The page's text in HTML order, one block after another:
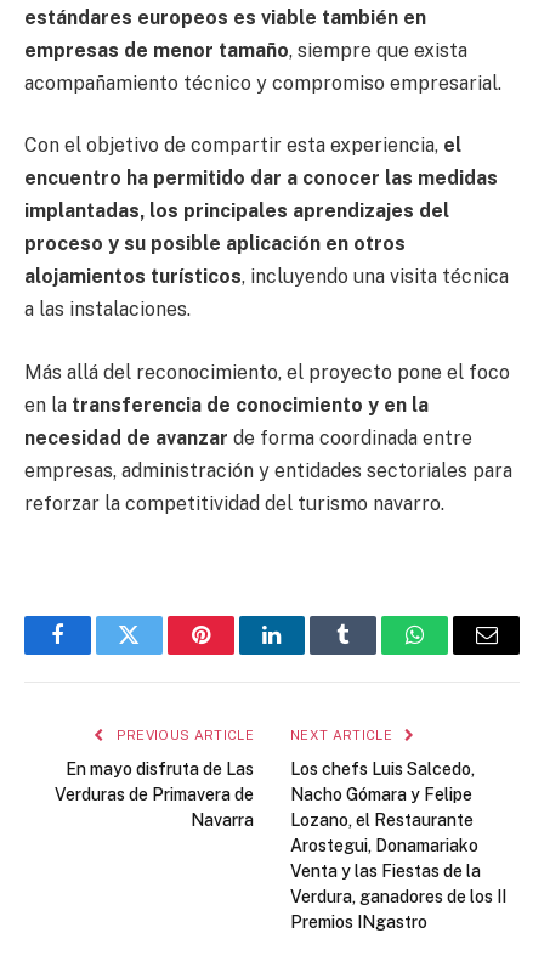
estándares europeos es viable también en
empresas de menor tamaño, siempre que exista
acompañamiento técnico y compromiso empresarial.
Con el objetivo de compartir esta experiencia, el
encuentro ha permitido dar a conocer las medidas
implantadas, los principales aprendizajes del
proceso y su posible aplicación en otros
alojamientos turísticos, incluyendo una visita técnica
a las instalaciones.
Más allá del reconocimiento, el proyecto pone el foco
en la transferencia de conocimiento y en la
necesidad de avanzar de forma coordinada entre
empresas, administración y entidades sectoriales para
reforzar la competitividad del turismo navarro.
FacebookTwitter PinterestLinkedInTumblr WhatsAppEmail
PREVIOUS ARTICLE
En mayo disfruta de Las
Verduras de Primavera de
Navarra
NEXT ARTICLE
Los chefs Luis Salcedo,
Nacho Gómara y Felipe
Lozano, el Restaurante
Arostegui, Donamariako
Venta y las Fiestas de la
Verdura, ganadores de los II
Premios INgastro